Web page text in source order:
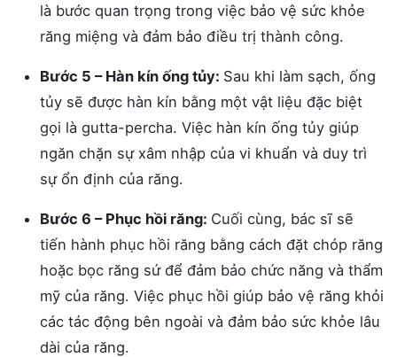
là bước quan trọng trong việc bảo vệ sức khỏe
răng miệng và đảm bảo điều trị thành công.
Bước 5 – Hàn kín ống tủy: Sau khi làm sạch, ống
tủy sẽ được hàn kín bằng một vật liệu đặc biệt
gọi là gutta-percha. Việc hàn kín ống tủy giúp
ngăn chặn sự xâm nhập của vi khuẩn và duy trì
sự ổn định của răng.
Bước 6 – Phục hồi răng: Cuối cùng, bác sĩ sẽ
tiến hành phục hồi răng bằng cách đặt chóp răng
hoặc bọc răng sứ để đảm bảo chức năng và thẩm
mỹ của răng. Việc phục hồi giúp bảo vệ răng khỏi
các tác động bên ngoài và đảm bảo sức khỏe lâu
dài của răng.